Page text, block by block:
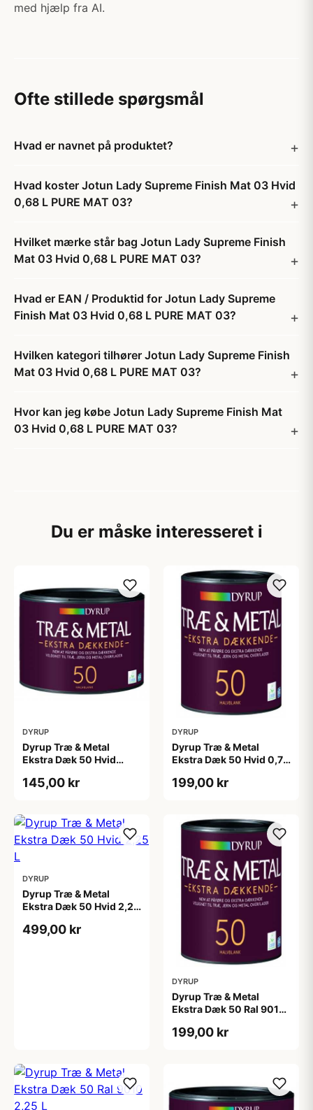
med hjælp fra AI.
Ofte stillede spørgsmål
Hvad er navnet på produktet?
Hvad koster Jotun Lady Supreme Finish Mat 03 Hvid
0,68 L PURE MAT 03?
Hvilket mærke står bag Jotun Lady Supreme Finish
Mat 03 Hvid 0,68 L PURE MAT 03?
Hvad er EAN / Produktid for Jotun Lady Supreme
Finish Mat 03 Hvid 0,68 L PURE MAT 03?
Hvilken kategori tilhører Jotun Lady Supreme Finish
Mat 03 Hvid 0,68 L PURE MAT 03?
Hvor kan jeg købe Jotun Lady Supreme Finish Mat
03 Hvid 0,68 L PURE MAT 03?
Du er måske interesseret i
DYRUP
Dyrup Træ & Metal
Ekstra Dæk 50 Hvid
145,00 kr
DYRUP
Dyrup Træ & Metal
Ekstra Dæk 50 Hvid 0,75
199,00 kr
DYRUP
Dyrup Træ & Metal
Ekstra Dæk 50 Hvid 2,25
499,00 kr
DYRUP
Dyrup Træ & Metal
Ekstra Dæk 50 Ral 9010
199,00 kr